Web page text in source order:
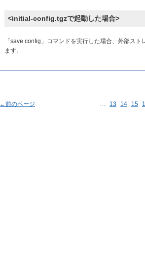
<initial-config.tgzで起動した場合>
「save config」コマンドを実行した場合、外部ス
ます。
←前のページ … 13 14 15